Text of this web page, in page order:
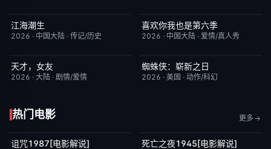
更新至第28集
江海潮生
2026 · 中国大陆 · 传记/历史
今日更新
喜欢你我也是第六季
2026 · 中国大陆 · 爱情/真人秀
更新至第20集
天才，女友
2026 · 大陆 · 剧情/爱情
TC中字
蜘蛛侠：崭新之日
2026 · 美国 · 动作/科幻
热门电影 更多
已完结
诅咒1987[电影解说] 已完结
死亡之夜1945[电影解说]